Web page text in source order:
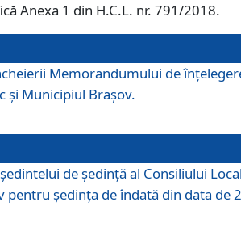
Anexa 1 din H.C.L. nr. 791/2018.
Memorandumului de
și Municipiul Brașov.
de şedinţă al Consiliului
pentru ședința de îndată din data de